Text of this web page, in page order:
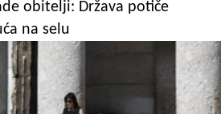
obitelji: Država potiče
na selu